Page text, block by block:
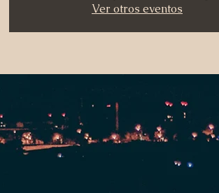
Ver otros eventos